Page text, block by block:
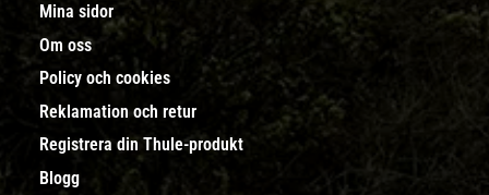
Mina sidor
Om oss
Policy och cookies
Reklamation och retur
Registrera din Thule-produkt
Blogg